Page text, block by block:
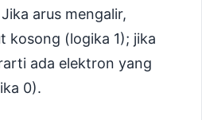
arus mengalir,
kosong (logika 1); jika
ada elektron yang
0).